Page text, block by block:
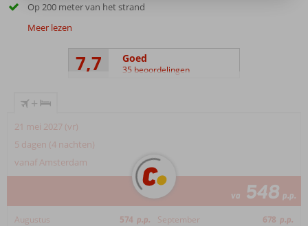
Op 200 meter van het strand
Meer lezen
7,7 Goed
35 beoordelingen
+
21 mei 2027 (vr)
5 dagen (4 nachten)
vanaf Amsterdam
va 548 p.p.
Augustus 574 p.p. September 678 p.p.